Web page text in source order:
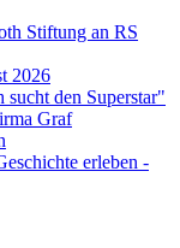
Stiftung an RS
2026
den Superstar"
Graf
erleben -